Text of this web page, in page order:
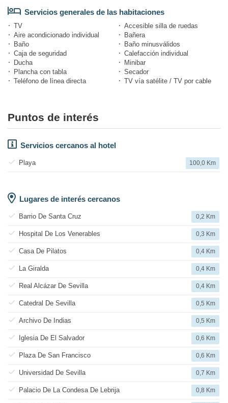
Servicios generales de las habitaciones
TV
Accesible silla de ruedas
Aire acondicionado individual
Bañera
Baño
Baño minusválidos
Caja de seguridad
Calefacción individual
Ducha
Minibar
Plancha con tabla
Secador
Teléfono de línea directa
TV vía satélite / TV por cable
Puntos de interés
Servicios cercanos al hotel
Playa 100,0 Km
Lugares de interés cercanos
Barrio De Santa Cruz 0,2 Km
Hospital De Los Venerables 0,3 Km
Casa De Pilatos 0,4 Km
La Giralda 0,4 Km
Real Alcázar De Sevilla 0,4 Km
Catedral De Sevilla 0,5 Km
Archivo De Indias 0,5 Km
Iglesia De El Salvador 0,6 Km
Plaza De San Francisco 0,6 Km
Universidad De Sevilla 0,7 Km
Palacio De La Condesa De Lebrija 0,8 Km